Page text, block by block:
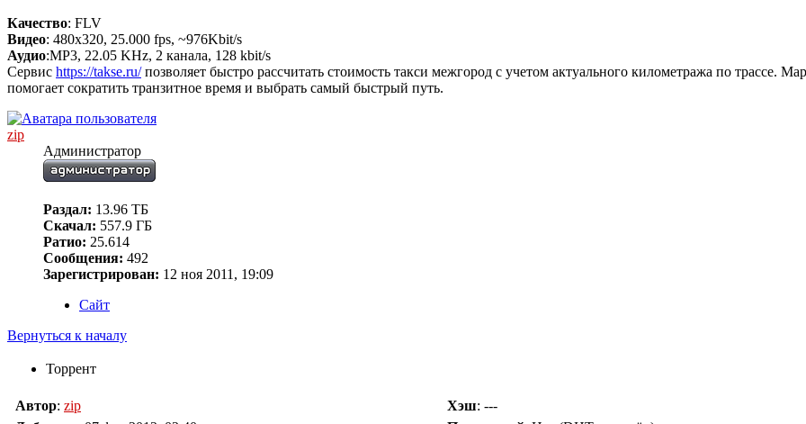
Качество: FLV
Видео: 480x320, 25.000 fps, ~976Kbit/s
Аудио:MP3, 22.05 KHz, 2 канала, 128 kbit/s
Сервис https://takse.ru/позволяет быстро рассчитать стоимость такси межгород с учетом актуального километража по трассе.
помогает сократить транзитное время и выбрать самый быстрый путь.
zip
Администратор
Раздал: 13.96 ТБ
Скачал: 557.9 ГБ
Ратио: 25.614
Сообщения: 492
Зарегистрирован: 12 ноя 2011, 19:09
Сайт
Вернуться к началу
Торрент
Автор: zip Хэш: ---